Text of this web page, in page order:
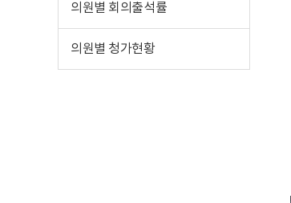
의원별 회의출석률
의원별 청가현황